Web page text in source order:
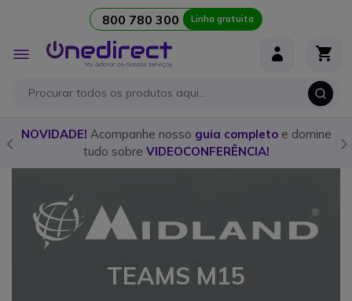
800 780 300 Linha gratuita
Alternar
Nav
NOVIDADE! Acompanhe nosso guia completoe domine
tudo sobre VIDEOCONFERÊNCIA!
TEAMS M15